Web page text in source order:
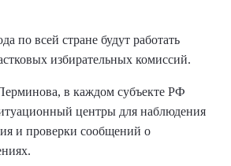
по всей стране будут работать
избирательных комиссий.
в каждом субъекте РФ
центры для наблюдения
и проверки сообщений о